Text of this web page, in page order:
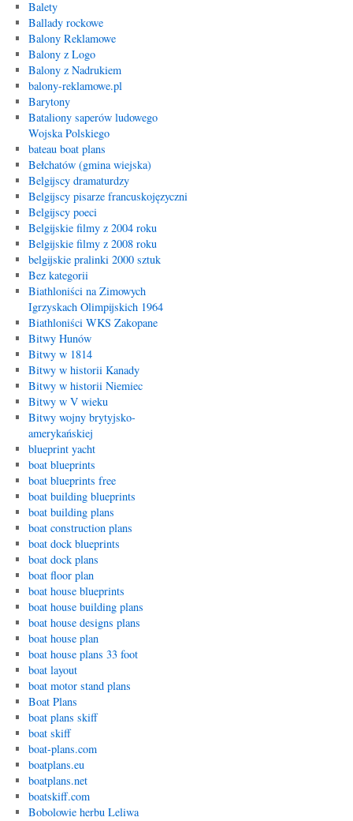
Balety
Ballady rockowe
Balony Reklamowe
Balony z Logo
Balony z Nadrukiem
balony-reklamowe.pl
Barytony
Bataliony saperów ludowego
Wojska Polskiego
bateau boat plans
Bełchatów (gmina wiejska)
Belgijscy dramaturdzy
Belgijscy pisarze francuskojęzyczni
Belgijscy poeci
Belgijskie filmy z 2004 roku
Belgijskie filmy z 2008 roku
belgijskie pralinki 2000 sztuk
Bez kategorii
Biathloniści na Zimowych
Igrzyskach Olimpijskich 1964
Biathloniści WKS Zakopane
Bitwy Hunów
Bitwy w 1814
Bitwy w historii Kanady
Bitwy w historii Niemiec
Bitwy w V wieku
Bitwy wojny brytyjsko-
amerykańskiej
blueprint yacht
boat blueprints
boat blueprints free
boat building blueprints
boat building plans
boat construction plans
boat dock blueprints
boat dock plans
boat floor plan
boat house blueprints
boat house building plans
boat house designs plans
boat house plan
boat house plans 33 foot
boat layout
boat motor stand plans
Boat Plans
boat plans skiff
boat skiff
boat-plans.com
boatplans.eu
boatplans.net
boatskiff.com
Bobolowie herbu Leliwa